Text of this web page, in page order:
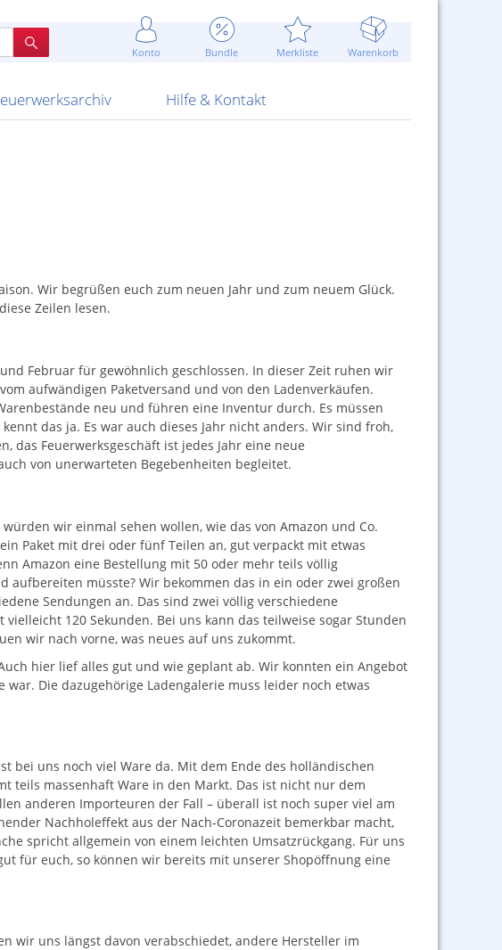
Konto Bundle Merkliste Warenkorb
Schachteln und Attrappen
Streich- und Bengalhölzer
Blitzschnell...
Sommerpreise u.v.m.
Ausnahmegenehmigung
Sammlertreffen
Feuerwerk ARS Pirotecnia
Bothmer Pyrotechnik
Hilfe & Kontakt
Versanddienste
Gewerbetreibende
Kontaktformular
AGB
Wir begrüßen euch zum neuen Jahr und zum neuem Glück.
Zeilen lesen.
Februar für gewöhnlich geschlossen. In dieser Zeit ruhen wir
aufwändigen Paketversand und von den Ladenverkäufen.
neu und führen eine Inventur durch. Es müssen
das ja. Es war auch dieses Jahr nicht anders. Wir sind froh,
das Feuerwerksgeschäft ist jedes Jahr eine neue
von unerwarteten Begebenheiten begleitet.
wir einmal sehen wollen, wie das von Amazon und Co.
Paket mit drei oder fünf Teilen an, gut verpackt mit etwas
Amazon eine Bestellung mit 50 oder mehr teils völlig
müsste? Wir bekommen das in ein oder zwei großen
Sendungen an. Das sind zwei völlig verschiedene
120 Sekunden. Bei uns kann das teilweise sogar Stunden
wir nach vorne, was neues auf uns zukommt.
hier lief alles gut und wie geplant ab. Wir konnten ein Angebot
Die dazugehörige Ladengalerie muss leider noch etwas
bei uns noch viel Ware da. Mit dem Ende des holländischen
teils massenhaft Ware in den Markt. Das ist nicht nur dem
anderen Importeuren der Fall – überall ist noch super viel am
Nachholeffekt aus der Nach-Coronazeit bemerkbar macht,
spricht allgemein von einem leichten Umsatzrückgang. Für uns
für euch, so können wir bereits mit unserer Shopöffnung eine
wir uns längst davon verabschiedet, andere Hersteller im